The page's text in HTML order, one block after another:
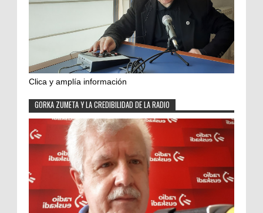
Clica y amplía información
GORKA ZUMETA Y LA CREDIBILIDAD DE LA RADIO